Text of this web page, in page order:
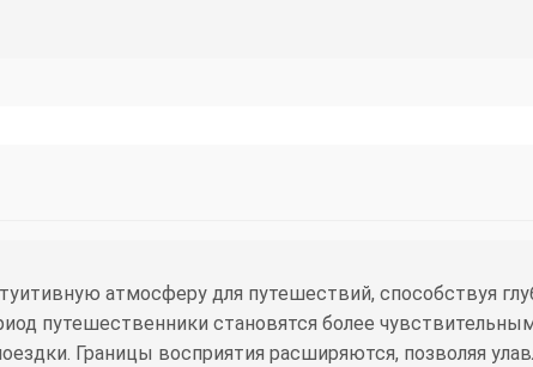
атмосферу для путешествий, способствуя
путешественники становятся более
Границы восприятия расширяются, позволяя